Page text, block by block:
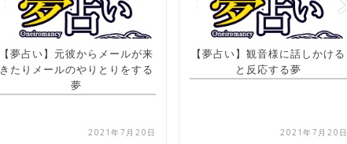
【夢占い】元彼からメールが来
きたりメールのやりとりをする
夢
2021年7月20日
【夢占い】観音様に話しかける
と反応する夢
2021年7月20日